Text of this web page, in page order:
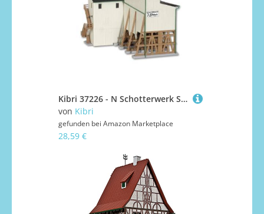
Kibri 37226 - N Schotterwerk Steiner
von Kibri
gefunden bei Amazon Marketplace
28,59 €